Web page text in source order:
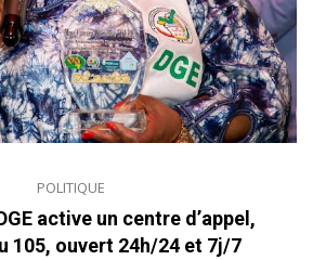
POLITIQUE
active un centre d’appel,
105, ouvert 24h/24 et 7j/7